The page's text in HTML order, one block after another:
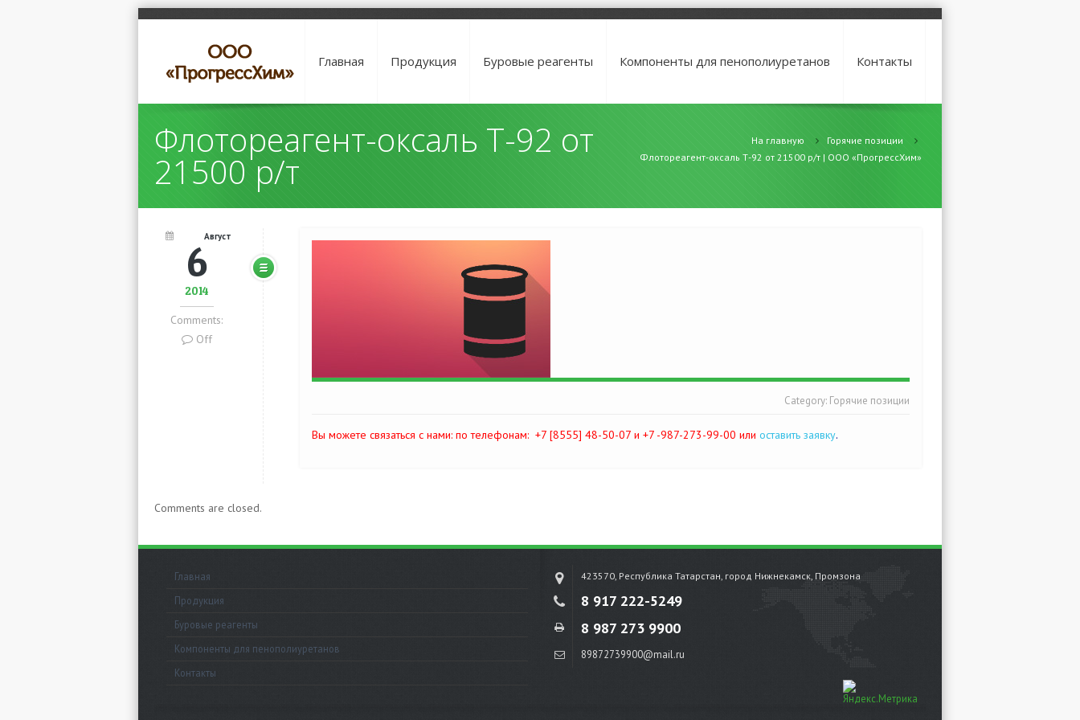
Главная Продукция Буровые реагенты Компоненты для пенополиуретанов Контакты
Флотореагент-оксаль Т-92 от
21500 р/т
На главную
Горячие позиции
Флотореагент-оксаль Т-92 от 21500 р/т | ООО «ПрогрессХим»
6
Август
2014
Comments:
Off
Category: Горячие позиции
Вы можете связаться с нами: по телефонам: +7 [8555] 48-50-07 и +7 -987-273-99-00 или оставить заявку.
Comments are closed.
Главная
Продукция
Буровые реагенты
Компоненты для пенополиуретанов
Контакты
423570, Республика Татарстан, город Нижнекамск, Промзона
8 917 222-5249
8 987 273 9900
89872739900@mail.ru